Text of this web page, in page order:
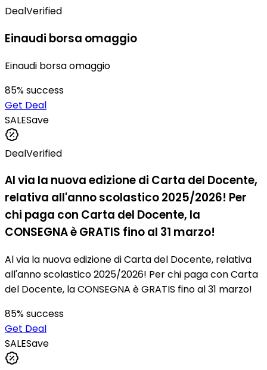
DealVerified
Einaudi borsa omaggio
Einaudi borsa omaggio
85% success
Get Deal
SALESave
DealVerified
Al via la nuova edizione di Carta del Docente,
relativa all'anno scolastico 2025/2026! Per
chi paga con Carta del Docente, la
CONSEGNA è GRATIS fino al 31 marzo!
Al via la nuova edizione di Carta del Docente, relativa
all'anno scolastico 2025/2026! Per chi paga con Carta
del Docente, la CONSEGNA è GRATIS fino al 31 marzo!
85% success
Get Deal
SALESave